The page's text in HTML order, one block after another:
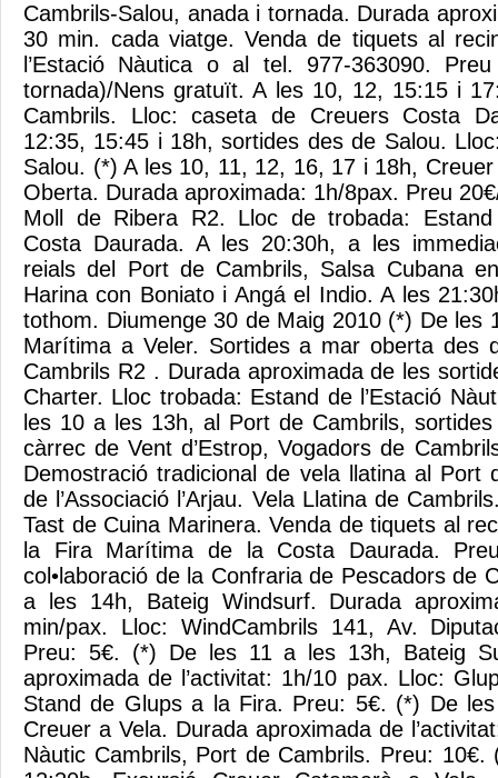
Cambrils-Salou, anada i tornada. Durada
30 min. cada viatge. Venda de tiquets al
l’Estació Nàutica o al tel. 977-363090.
tornada)/Nens gratuït. A les 10, 12, 15:15 i
Cambrils. Lloc: caseta de Creuers Costa
12:35, 15:45 i 18h, sortides des de Salou.
Salou. (*) A les 10, 11, 12, 16, 17 i 18h,
Oberta. Durada aproximada: 1h/8pax. Preu
Moll de Ribera R2. Lloc de trobada: Estand
Costa Daurada. A les 20:30h, a les
reials del Port de Cambrils, Salsa Cubana
Harina con Boniato i Angá el Indio. A les
tothom. Diumenge 30 de Maig 2010 (*) De les
Marítima a Veler. Sortides a mar oberta des
Cambrils R2 . Durada aproximada de les
Charter. Lloc trobada: Estand de l’Estació
les 10 a les 13h, al Port de Cambrils,
càrrec de Vent d’Estrop, Vogadors de
Demostració tradicional de vela llatina al Port
de l’Associació l’Arjau. Vela Llatina de
Tast de Cuina Marinera. Venda de tiquets al
la Fira Marítima de la Costa Daurada.
col•laboració de la Confraria de Pescadors de
a les 14h, Bateig Windsurf. Durada
min/pax. Lloc: WindCambrils 141, Av.
Preu: 5€. (*) De les 11 a les 13h, Bateig
aproximada de l’activitat: 1h/10 pax. Lloc:
Stand de Glups a la Fira. Preu: 5€. (*) De
Creuer a Vela. Durada aproximada de
Nàutic Cambrils, Port de Cambrils. Preu: